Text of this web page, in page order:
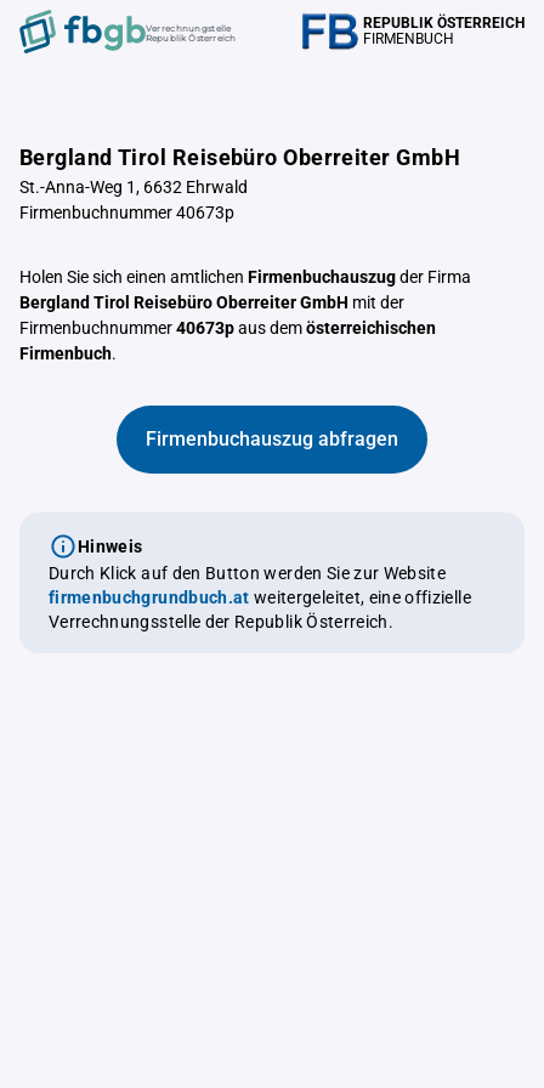
Verrechnungstelle
Republik Österreich
REPUBLIK ÖSTERREICH
FIRMENBUCH
Bergland Tirol Reisebüro Oberreiter GmbH
St.-Anna-Weg 1, 6632 Ehrwald
Firmenbuchnummer 40673p
Holen Sie sich einen amtlichen Firmenbuchauszugder Firma
Bergland Tirol Reisebüro Oberreiter GmbH mit der
Firmenbuchnummer40673paus demösterreichischen
Firmenbuch.
Firmenbuchauszug abfragen
Hinweis
Durch Klick auf den Button werden Sie zur Website
firmenbuchgrundbuch.at weitergeleitet, eine offizielle
Verrechnungsstelle der Republik Österreich.